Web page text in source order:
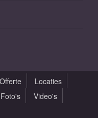
Offerte
Locaties
Foto's
Video's